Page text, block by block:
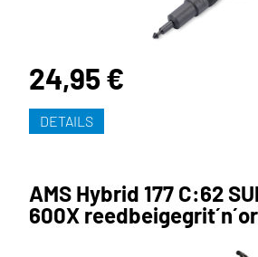
24,95 €
DETAILS
AMS Hybrid 177 C:62
600X